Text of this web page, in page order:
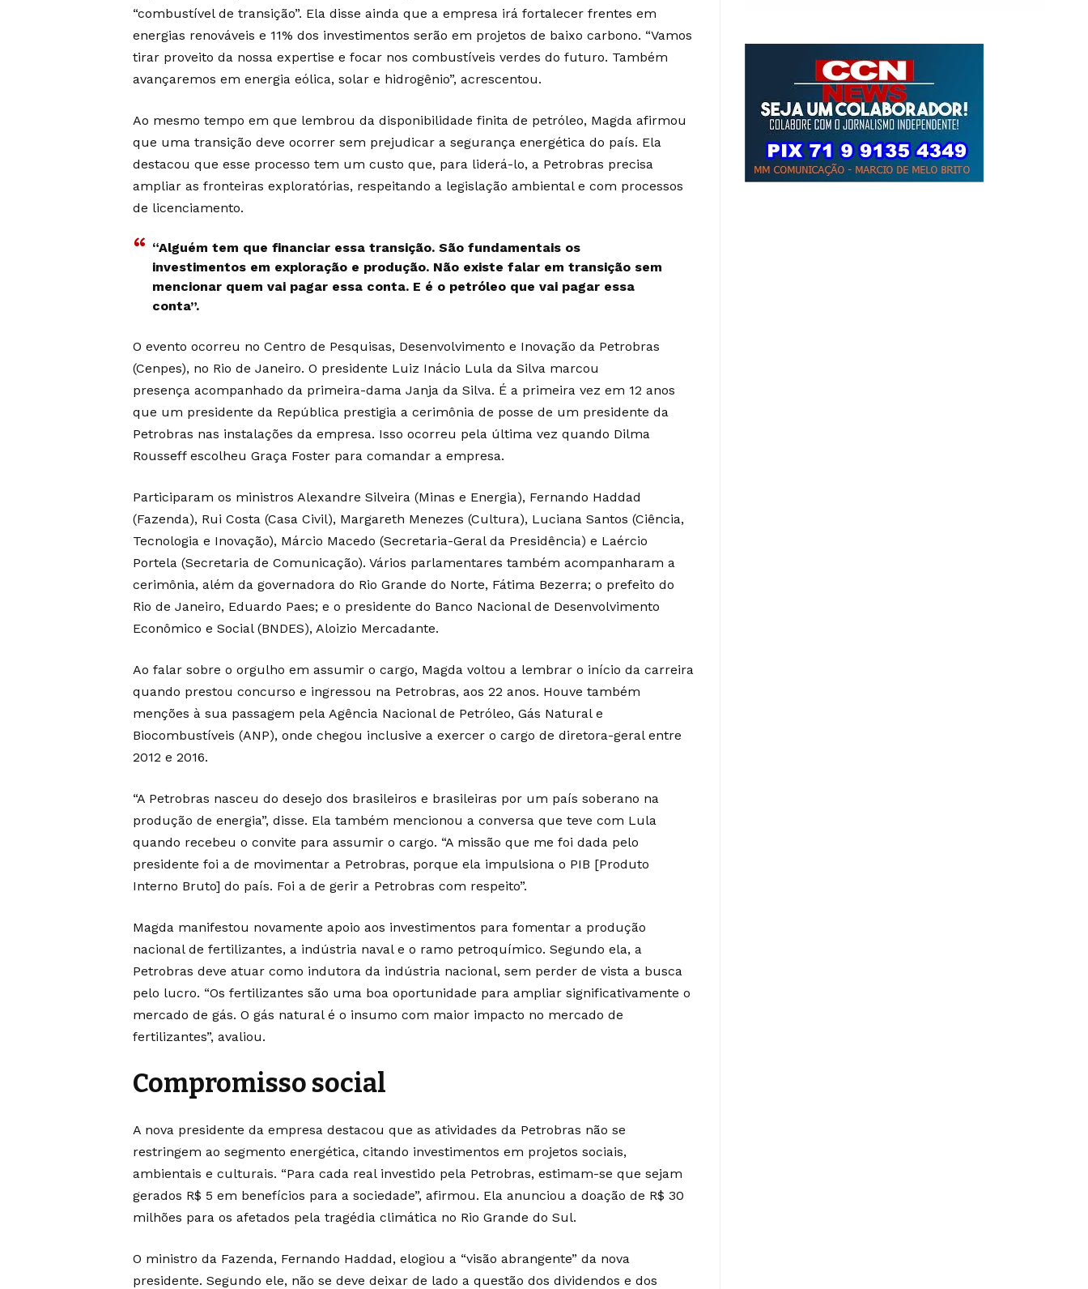
“combustível de transição”. Ela disse ainda que a empresa irá fortalecer frentes em
energias renováveis e 11% dos investimentos serão em projetos de baixo carbono. “Vamos
tirar proveito da nossa expertise e focar nos combustíveis verdes do futuro. Também
avançaremos em energia eólica, solar e hidrogênio”, acrescentou.
Ao mesmo tempo em que lembrou da disponibilidade finita de petróleo, Magda afirmou
que uma transição deve ocorrer sem prejudicar a segurança energética do país. Ela
destacou que esse processo tem um custo que, para liderá-lo, a Petrobras precisa
ampliar as fronteiras exploratórias, respeitando a legislação ambiental e com processos
de licenciamento.
“Alguém tem que financiar essa transição. São fundamentais os
investimentos em exploração e produção. Não existe falar em transição sem
mencionar quem vai pagar essa conta. E é o petróleo que vai pagar essa
conta”.
O evento ocorreu no Centro de Pesquisas, Desenvolvimento e Inovação da Petrobras
(Cenpes), no Rio de Janeiro. O presidente Luiz Inácio Lula da Silva marcou
presença acompanhado da primeira-dama Janja da Silva. É a primeira vez em 12 anos
que um presidente da República prestigia a cerimônia de posse de um presidente da
Petrobras nas instalações da empresa. Isso ocorreu pela última vez quando Dilma
Rousseff escolheu Graça Foster para comandar a empresa.
Participaram os ministros Alexandre Silveira (Minas e Energia), Fernando Haddad
(Fazenda), Rui Costa (Casa Civil), Margareth Menezes (Cultura), Luciana Santos (Ciência,
Tecnologia e Inovação), Márcio Macedo (Secretaria-Geral da Presidência) e Laércio
Portela (Secretaria de Comunicação). Vários parlamentares também acompanharam a
cerimônia, além da governadora do Rio Grande do Norte, Fátima Bezerra; o prefeito do
Rio de Janeiro, Eduardo Paes; e o presidente do Banco Nacional de Desenvolvimento
Econômico e Social (BNDES), Aloizio Mercadante.
Ao falar sobre o orgulho em assumir o cargo, Magda voltou a lembrar o início da carreira
quando prestou concurso e ingressou na Petrobras, aos 22 anos. Houve também
menções à sua passagem pela Agência Nacional de Petróleo, Gás Natural e
Biocombustíveis (ANP), onde chegou inclusive a exercer o cargo de diretora-geral entre
2012 e 2016.
“A Petrobras nasceu do desejo dos brasileiros e brasileiras por um país soberano na
produção de energia”, disse. Ela também mencionou a conversa que teve com Lula
quando recebeu o convite para assumir o cargo. “A missão que me foi dada pelo
presidente foi a de movimentar a Petrobras, porque ela impulsiona o PIB [Produto
Interno Bruto] do país. Foi a de gerir a Petrobras com respeito”.
Magda manifestou novamente apoio aos investimentos para fomentar a produção
nacional de fertilizantes, a indústria naval e o ramo petroquímico. Segundo ela, a
Petrobras deve atuar como indutora da indústria nacional, sem perder de vista a busca
pelo lucro. “Os fertilizantes são uma boa oportunidade para ampliar significativamente o
mercado de gás. O gás natural é o insumo com maior impacto no mercado de
fertilizantes”, avaliou.
Compromisso social
A nova presidente da empresa destacou que as atividades da Petrobras não se
restringem ao segmento energética, citando investimentos em projetos sociais,
ambientais e culturais. “Para cada real investido pela Petrobras, estimam-se que sejam
gerados R$ 5 em benefícios para a sociedade”, afirmou. Ela anunciou a doação de R$ 30
milhões para os afetados pela tragédia climática no Rio Grande do Sul.
O ministro da Fazenda, Fernando Haddad, elogiou a “visão abrangente” da nova
presidente. Segundo ele, não se deve deixar de lado a questão dos dividendos e dos